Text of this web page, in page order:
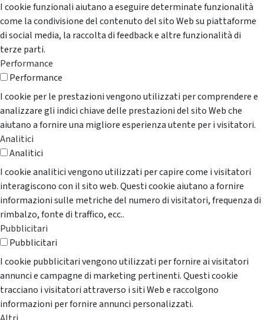
I cookie funzionali aiutano a eseguire determinate funzionalità
come la condivisione del contenuto del sito Web su piattaforme
di social media, la raccolta di feedback e altre funzionalità di
terze parti.
Performance
Performance
I cookie per le prestazioni vengono utilizzati per comprendere e
analizzare gli indici chiave delle prestazioni del sito Web che
aiutano a fornire una migliore esperienza utente per i visitatori.
Analitici
Analitici
I cookie analitici vengono utilizzati per capire come i visitatori
interagiscono con il sito web. Questi cookie aiutano a fornire
informazioni sulle metriche del numero di visitatori, frequenza di
rimbalzo, fonte di traffico, ecc..
Pubblicitari
Pubblicitari
I cookie pubblicitari vengono utilizzati per fornire ai visitatori
annunci e campagne di marketing pertinenti. Questi cookie
tracciano i visitatori attraverso i siti Web e raccolgono
informazioni per fornire annunci personalizzati.